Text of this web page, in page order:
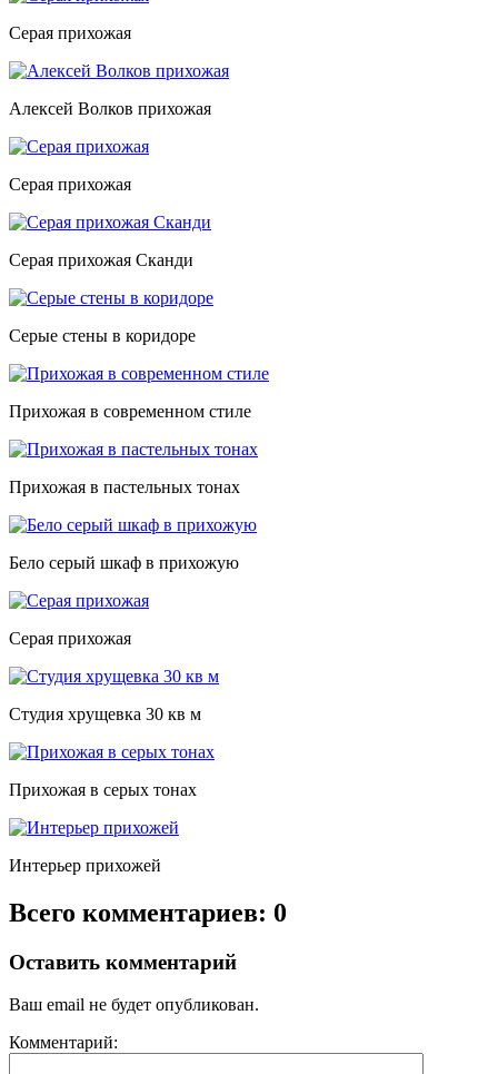
Серая прихожая
Алексей Волков прихожая
Серая прихожая
Серая прихожая Сканди
Серые стены в коридоре
Прихожая в современном стиле
Прихожая в пастельных тонах
Бело серый шкаф в прихожую
Серая прихожая
Студия хрущевка 30 кв м
Прихожая в серых тонах
Интерьер прихожей
Всего комментариев: 0
Оставить комментарий
Ваш email не будет опубликован.
Комментарий: